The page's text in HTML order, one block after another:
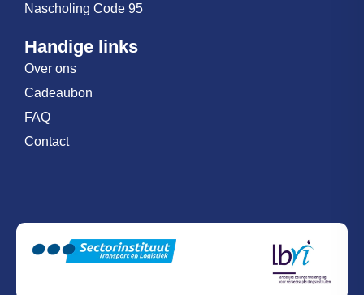
Nascholing Code 95
Handige links
Over ons
Cadeaubon
FAQ
Contact